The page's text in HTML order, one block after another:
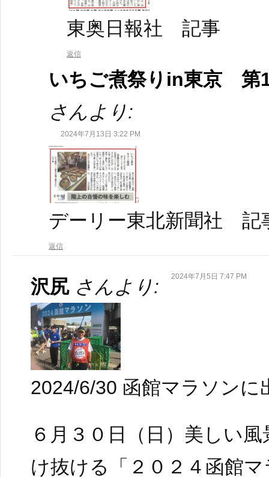
東奥日報社 記事
返信
いちご煮祭りin東京 第
さんより:
2024年7月13日 3:22 PM
デーリー東北新聞社 記
返信
沢尻 さんより: 2024年7月5日 7:47 PM
2024/6/30 函館マラソンに
６月３０日（日）美しい
け抜ける「２０２４函館